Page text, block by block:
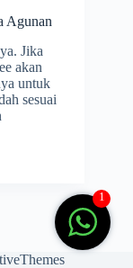
Agunan
Jika
akan
untuk
sesuai
1